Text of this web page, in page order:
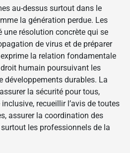
au-dessus surtout dans le
la génération perdue. Les
une résolution concrète qui se
de virus et de préparer
exprime la relation fondamentale
humain poursuivant les
développements durables. La
la sécurité pour tous,
recueillir l’avis de toutes
assurer la coordination des
les professionnels de la